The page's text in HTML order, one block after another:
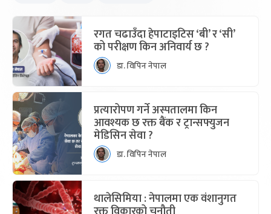
रगत चढाउँदा हेपाटाइटिस ‘बी’ र ‘सी’
को परीक्षण किन अनिवार्य छ ?
डा. विपिन नेपाल
प्रत्यारोपण गर्ने अस्पतालमा किन
आवश्यक छ रक्त बैंक र ट्रान्सफ्युजन
मेडिसिन सेवा ?
डा. विपिन नेपाल
थालेसिमिया : नेपालमा एक वंशानुगत